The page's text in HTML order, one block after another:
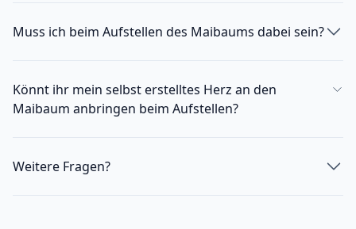
Muss ich beim Aufstellen des Maibaums dabei sein?
Könnt ihr mein selbst erstelltes Herz an den
Maibaum anbringen beim Aufstellen?
Weitere Fragen?